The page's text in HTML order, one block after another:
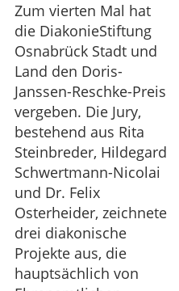
Zum vierten Mal hat
die DiakonieStiftung
Osnabrück Stadt und
Land den Doris-
Janssen-Reschke-Preis
vergeben. Die Jury,
bestehend aus Rita
Steinbreder, Hildegard
Schwertmann-Nicolai
und Dr. Felix
Osterheider, zeichnete
drei diakonische
Projekte aus, die
hauptsächlich von